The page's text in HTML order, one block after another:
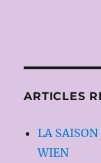
ARTICLES
LA
WIEN